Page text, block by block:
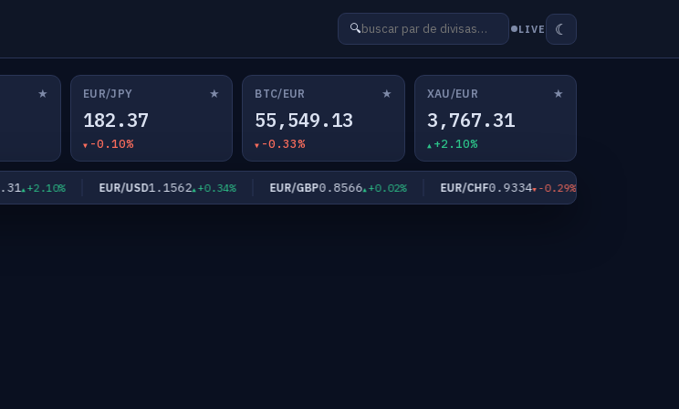
🔍 LIVE ☾
★ EUR/JPY ★
182.37
-0.10%
BTC/EUR ★
55,549.13
-0.33%
XAU/EUR ★
3,767.31
+2.10%
+2.10% EUR/USD1.1562 +0.34% EUR/GBP0.8566 +0.02% EUR/CHF0.9334 -0.29%